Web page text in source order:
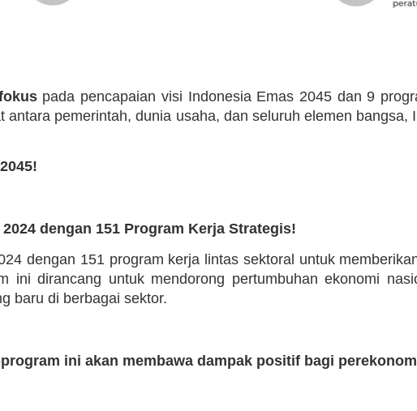
pada pencapaian visi Indonesia Emas 2045 dan 9
pemerintah, dunia usaha, dan seluruh elemen bangsa,
dengan 151 Program Kerja Strategis!
dengan 151 program kerja lintas sektoral untuk
ini dirancang untuk mendorong pertumbuhan ekonomi
baru di berbagai sektor.
ini akan membawa dampak positif bagi